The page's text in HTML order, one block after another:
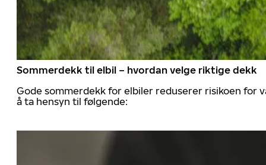
Sommerdekk til elbil – hvordan velge riktige dekk
Gode sommerdekk for elbiler reduserer risikoen for
å ta hensyn til følgende: